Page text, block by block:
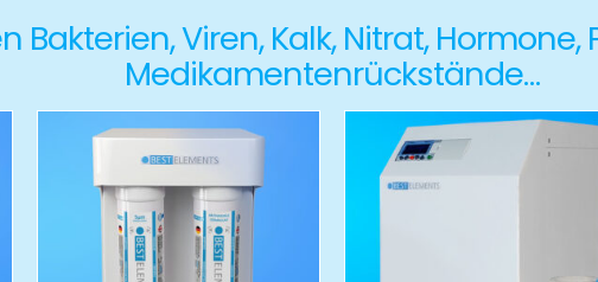
Bakterien, Viren, Kalk, Nitrat,
Medikamentenrückstände…